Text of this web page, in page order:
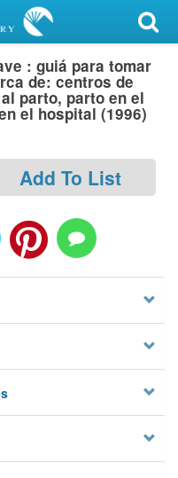
: guiá para tomar
de: centros de
parto, parto en el
el hospital (1996)
Add To List